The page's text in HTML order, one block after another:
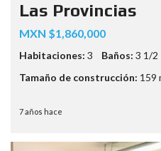
Las Provincias
MXN $1,860,000
Habitaciones: 3 Baños: 3 1/2
Tamaño de construcción: 159
7 años hace